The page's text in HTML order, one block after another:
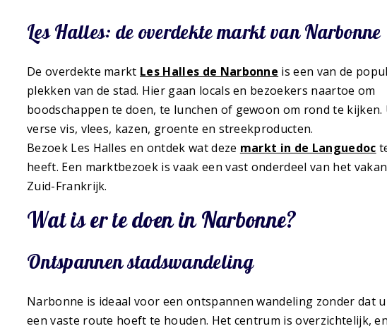
Les Halles: de overdekte markt van Narbonne
De overdekte markt Les Halles de Narbonne is een van de
plekken van de stad. Hier gaan locals en bezoekers naartoe om
boodschappen te doen, te lunchen of gewoon om rond te kijken.
verse vis, vlees, kazen, groente en streekproducten.
Bezoek Les Halles en ontdek wat deze markt in de Languedoc
heeft. Een marktbezoek is vaak een vast onderdeel van het
Zuid-Frankrijk.
Wat is er te doen in Narbonne?
Ontspannen stadswandeling
Narbonne is ideaal voor een ontspannen wandeling zonder dat u
een vaste route hoeft te houden. Het centrum is overzichtelijk,